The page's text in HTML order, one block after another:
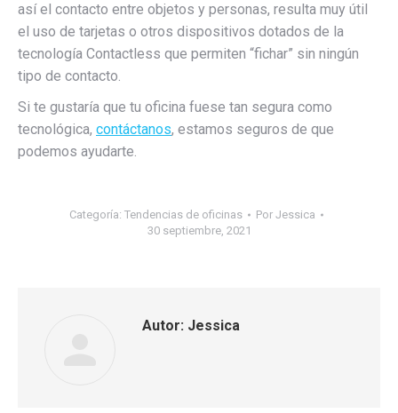
así el contacto entre objetos y personas, resulta muy útil
el uso de tarjetas o otros dispositivos dotados de la
tecnología Contactless que permiten “fichar” sin ningún
tipo de contacto.
Si te gustaría que tu oficina fuese tan segura como
tecnológica, contáctanos, estamos seguros de que
podemos ayudarte.
Categoría: Tendencias de oficinas Por Jessica
30 septiembre, 2021
Autor: Jessica